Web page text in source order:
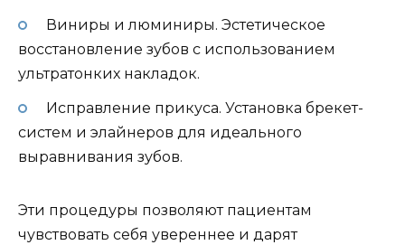
Виниры и люминиры. Эстетическое
восстановление зубов с использованием
ультратонких накладок.
Исправление прикуса. Установка брекет-
систем и элайнеров для идеального
выравнивания зубов.
Эти процедуры позволяют пациентам
чувствовать себя увереннее и дарят